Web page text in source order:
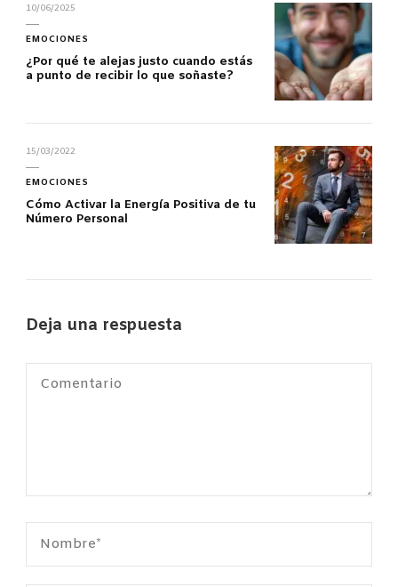
10/06/2025
EMOCIONES
¿Por qué te alejas justo cuando estás
a punto de recibir lo que soñaste?
15/03/2022
EMOCIONES
Cómo Activar la Energía Positiva de tu
Número Personal
Deja una respuesta